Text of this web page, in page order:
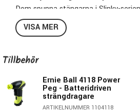
Dom spunna stängarna i Slinky-
kärna av tennplätterad stål som
stål.
värms upp till exakt rätt temperatur
Ernie Ball's Slinky-strängar är det
strängvalet för mängder av gitarrister
VISA MER
Tillbehör
Ernie Ball 4118 Power
Peg - Batteridriven
strängdragare
ARTIKELNUMMER 1104118